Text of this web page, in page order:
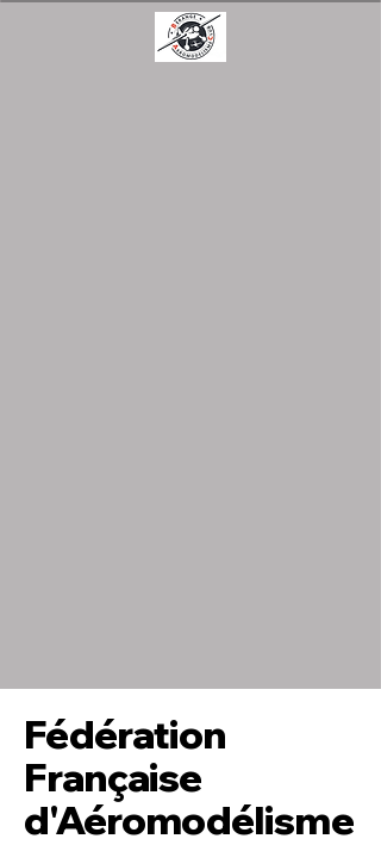
Fédération
Française
d'Aéromodélisme